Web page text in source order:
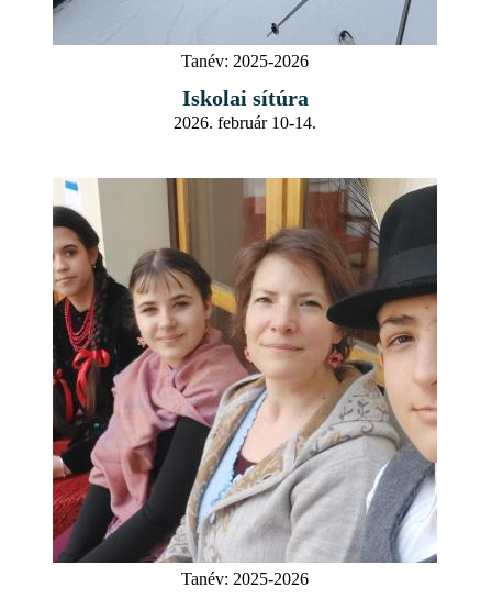
Tanév: 2025-2026
Iskolai sítúra
2026. február 10-14.
Tanév: 2025-2026